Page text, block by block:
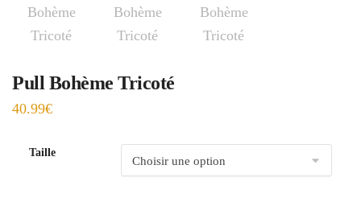
Pull Bohème Tricoté
40.99€
Taille